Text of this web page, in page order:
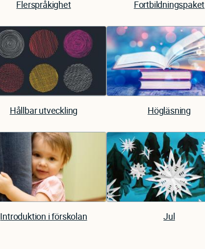
Flerspråkighet Fortbildningspaket
Hållbar utveckling Högläsning
Introduktion i förskolan Jul